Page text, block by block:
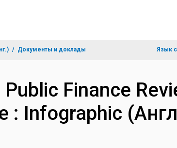
Документы и доклады Язык
Finance
: Infographic